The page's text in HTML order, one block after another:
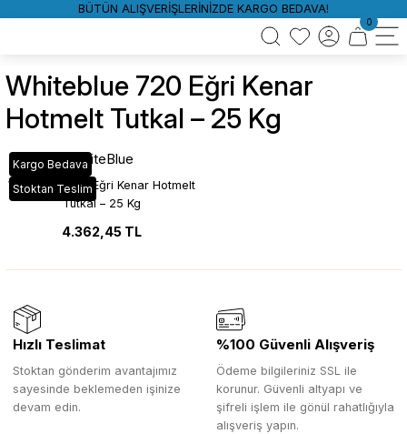
BÜTÜN ALIŞVERİŞLERİNİZDE KARGO BEDAVA!
0
Whiteblue 720 Eğri Kenar
Hotmelt Tutkal – 25 Kg
Kargo Bedava
Stoktan Teslim
WhiteBlue
WhiteBlue 720 Eğri Kenar Hotmelt
Tutkal – 25 Kg
4.362,45 TL
Hızlı Teslimat
Stoktan gönderim avantajımız
sayesinde beklemeden işinize
devam edin.
%100 Güvenli Alışveriş
Ödeme bilgileriniz SSL ile
korunur. Güvenli altyapı ve
şifreli işlem ile gönül rahatlığıyla
alışveriş yapın.